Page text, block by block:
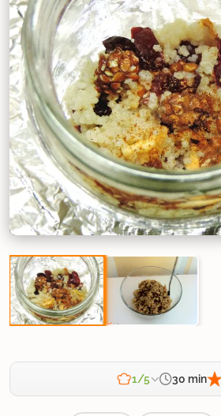
1/5 30 min